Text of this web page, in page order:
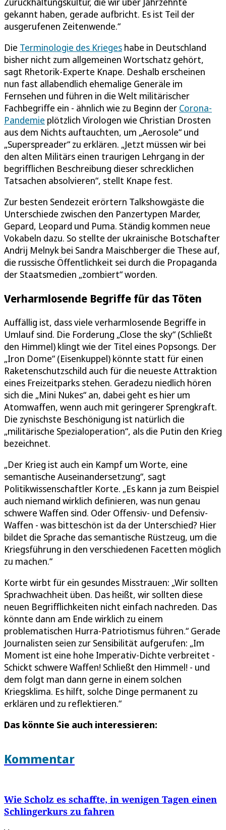
gekannt haben, gerade aufbricht. Es ist Teil der
ausgerufenen Zeitenwende.“
Die Terminologie des Krieges habe in Deutschland
bisher nicht zum allgemeinen Wortschatz gehört,
sagt Rhetorik-Experte Knape. Deshalb erscheinen
nun fast allabendlich ehemalige Generäle im
Fernsehen und führen in die Welt militärischer
Fachbegriffe ein - ähnlich wie zu Beginn der Corona-
Pandemie plötzlich Virologen wie Christian Drosten
aus dem Nichts auftauchten, um „Aerosole“ und
„Superspreader“ zu erklären. „Jetzt müssen wir bei
den alten Militärs einen traurigen Lehrgang in der
begrifflichen Beschreibung dieser schrecklichen
Tatsachen absolvieren“, stellt Knape fest.
Zur besten Sendezeit erörtern Talkshowgäste die
Unterschiede zwischen den Panzertypen Marder,
Gepard, Leopard und Puma. Ständig kommen neue
Vokabeln dazu. So stellte der ukrainische Botschafter
Andrij Melnyk bei Sandra Maischberger die These auf,
die russische Öffentlichkeit sei durch die Propaganda
der Staatsmedien „zombiert“ worden.
Verharmlosende Begriffe für das Töten
Auffällig ist, dass viele verharmlosende Begriffe in
Umlauf sind. Die Forderung „Close the sky“ (Schließt
den Himmel) klingt wie der Titel eines Popsongs. Der
„Iron Dome“ (Eisenkuppel) könnte statt für einen
Raketenschutzschild auch für die neueste Attraktion
eines Freizeitparks stehen. Geradezu niedlich hören
sich die „Mini Nukes“ an, dabei geht es hier um
Atomwaffen, wenn auch mit geringerer Sprengkraft.
Die zynischste Beschönigung ist natürlich die
„militärische Spezialoperation“, als die Putin den Krieg
bezeichnet.
„Der Krieg ist auch ein Kampf um Worte, eine
semantische Auseinandersetzung“, sagt
Politikwissenschaftler Korte. „Es kann ja zum Beispiel
auch niemand wirklich definieren, was nun genau
schwere Waffen sind. Oder Offensiv- und Defensiv-
Waffen - was bitteschön ist da der Unterschied? Hier
bildet die Sprache das semantische Rüstzeug, um die
Kriegsführung in den verschiedenen Facetten möglich
zu machen.“
Korte wirbt für ein gesundes Misstrauen: „Wir sollten
Sprachwachheit üben. Das heißt, wir sollten diese
neuen Begrifflichkeiten nicht einfach nachreden. Das
könnte dann am Ende wirklich zu einem
problematischen Hurra-Patriotismus führen.“ Gerade
Journalisten seien zur Sensibilität aufgerufen: „Im
Moment ist eine hohe Imperativ-Dichte verbreitet -
Schickt schwere Waffen! Schließt den Himmel! - und
dem folgt man dann gerne in einem solchen
Kriegsklima. Es hilft, solche Dinge permanent zu
erklären und zu reflektieren.“
Das könnte Sie auch interessieren:
Kommentar
Wie Scholz es schaffte, in wenigen Tagen einen
Schlingerkurs zu fahren